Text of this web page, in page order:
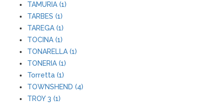
TAMURIA (1)
TARBES (1)
TAREGA (1)
TOCINA (1)
TONARELLA (1)
TONERIA (1)
Torretta (1)
TOWNSHEND (4)
TROY 3 (1)